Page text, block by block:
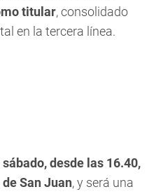
titular, consolidado
en la tercera línea.
sábado, desde las 16.40,
San Juan, y será una